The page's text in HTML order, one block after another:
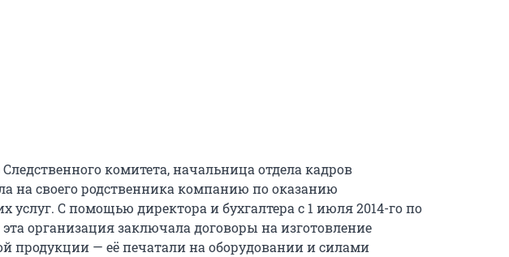
комитета, начальница отдела кадров
на своего родственника компанию по оказанию
услуг. С помощью директора и бухгалтера с 1 июля 2014-го по
эта организация заключала договоры на изготовление
продукции — её печатали на оборудовании и силами